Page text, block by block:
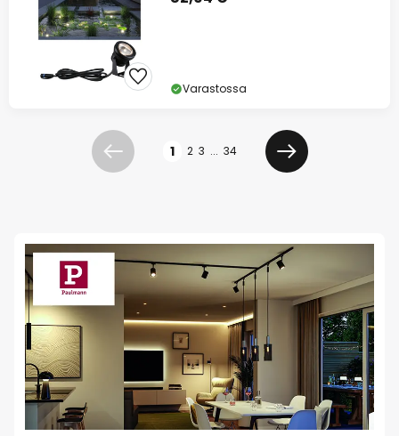
Varastossa
Edellinen 1 2 3 ... 34
Seuraava